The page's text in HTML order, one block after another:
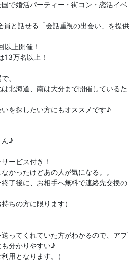
で婚活パーティー・街コン・恋活イベ
と話せる「会話重視の出会い」を提供
以上開催！
13万名以上！
、
北海道、南は大分まで開催しているた
を探したい方にもオススメです♪
ん♪
ービス付き！
かったけどあの人が気になる。。
了後に、お相手へ無料で連絡先交換の
ちの方に限ります）
ってくれていた方がわかるので、アプ
も分かりやすい♪
用となります。）